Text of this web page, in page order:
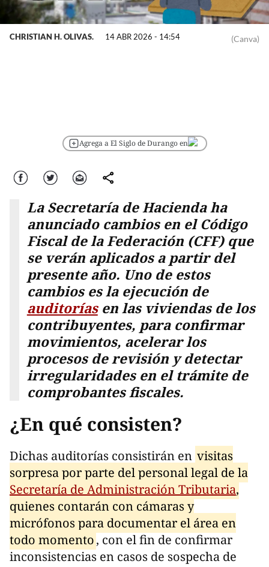
(Canva)
CHRISTIAN H. OLIVAS. 14 ABR 2026 - 14:54
Agrega a El Siglo de Durango en
Facebook Twitter Correo comparte
La Secretaría de Hacienda ha
anunciado cambios en el Código
Fiscal de la Federación (CFF) que
se verán aplicados a partir del
presente año. Uno de estos
cambios es la ejecución de
auditoríasen las viviendas de los
contribuyentes, para confirmar
movimientos, acelerar los
procesos de revisión y detectar
irregularidades en el trámite de
comprobantes fiscales.
¿En qué consisten?
Dichas auditorías consistirán en visitas
sorpresa por parte del personal legal de la
Secretaría de Administración Tributaria,
quienes contarán con cámaras y
micrófonos para documentar el área en
todo momento, con el fin de confirmar
inconsistencias en casos de sospecha de